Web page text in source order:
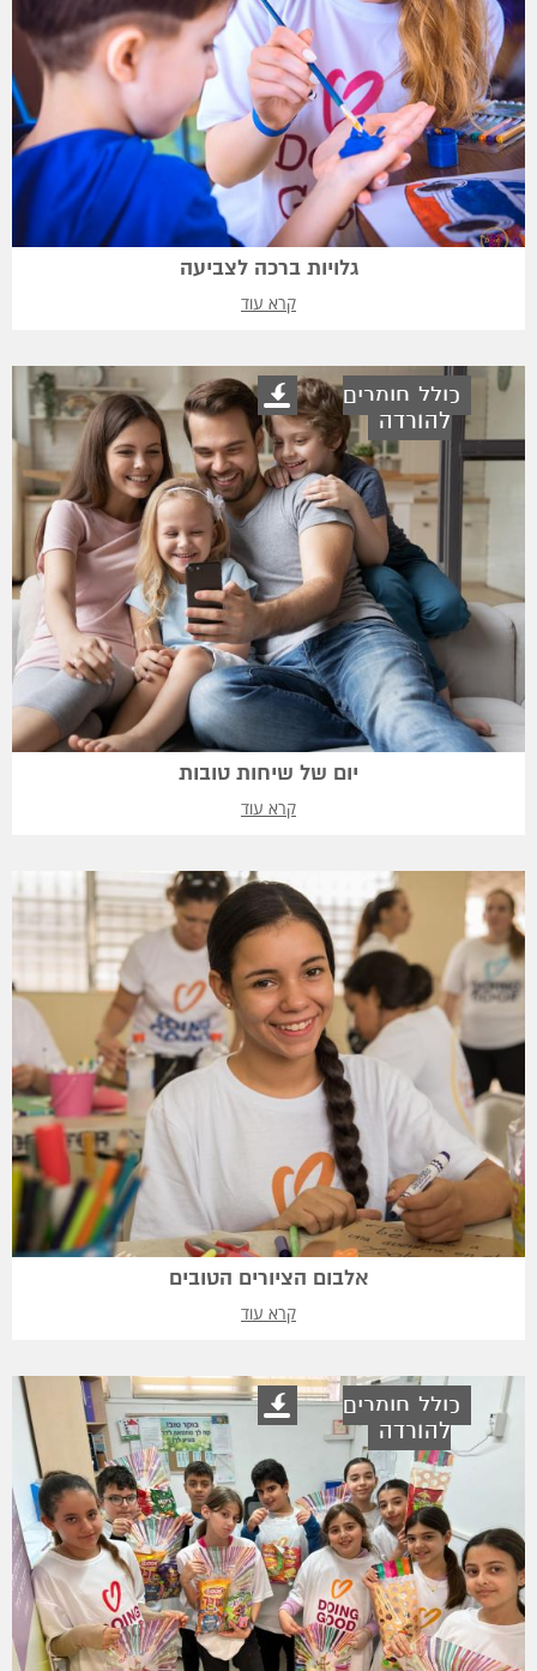
גלויות ברכה לצביעה
קרא עוד
כולל חומרים
להורדה
יום של שיחות טובות
קרא עוד
אלבום הציורים הטובים
קרא עוד
כולל חומרים
להורדה